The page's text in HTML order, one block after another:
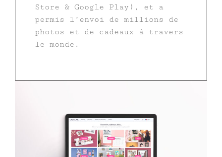
Store & Google Play), et a
permis l’envoi de millions de
photos et de cadeaux à travers
le monde.